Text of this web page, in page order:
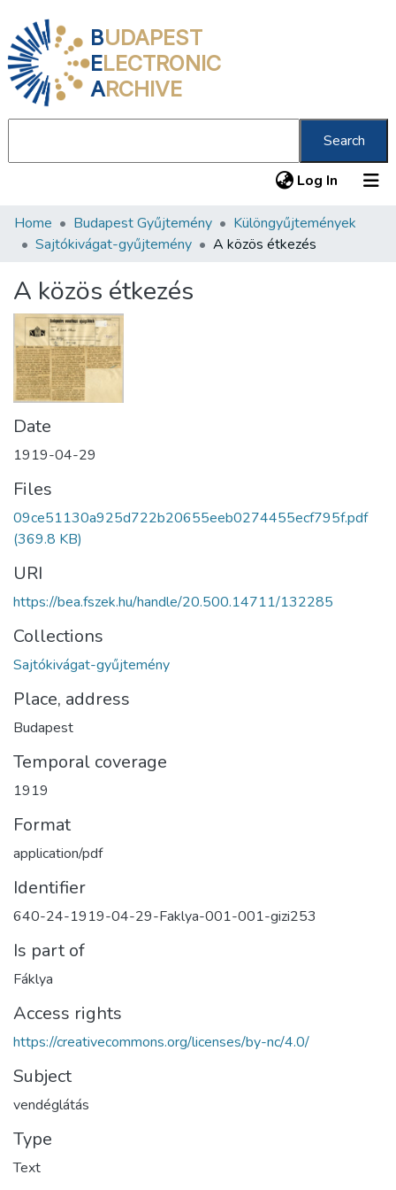
BUDAPEST
ELECTRONIC
ARCHIVE
Search
Log In (current)
Communities & Collections
Statistics
About us
Home Budapest Gyűjtemény
Különgyűjtemények
Sajtókivágat-gyűjtemény
A közös étkezés
A közös étkezés
Date
1919-04-29
Files
09ce51130a925d722b20655eeb0274455ecf795f.pdf
(369.8 KB)
URI
https://bea.fszek.hu/handle/20.500.14711/132285
Collections
Sajtókivágat-gyűjtemény
Place, address
Budapest
Temporal coverage
1919
Format
application/pdf
Identifier
640-24-1919-04-29-Faklya-001-001-gizi253
Is part of
Fáklya
Access rights
https://creativecommons.org/licenses/by-nc/4.0/
Subject
vendéglátás
Type
Text